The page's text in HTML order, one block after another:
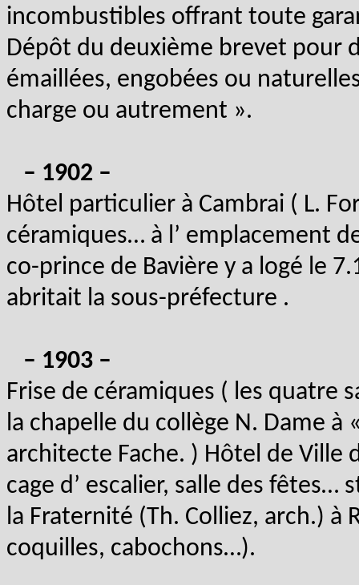
incombustibles offrant toute
Dépôt du deuxième brevet pour
émaillées, engobées ou
charge ou autrement ».
– 1902 –
Hôtel particulier à Cambrai ( L.
céramiques… à l’ emplacement
co-prince de Bavière y a logé le
abritait la sous-préfecture .
– 1903 –
Frise de céramiques ( les quatre
la chapelle du collège N. Dame à
architecte Fache. ) Hôtel de Ville
cage d’ escalier, salle des
la Fraternité (Th. Colliez, arch.) à
coquilles, cabochons…).